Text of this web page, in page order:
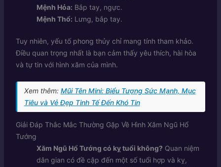
Mệnh Hỏa: Bắp tay, ngực.
Mệnh Thổ: Lưng, bắp tay.
Tuy nhiên, yếu tố phong thủy chỉ mang tính tham khảo.
Điều quan trọng nhất là bạn cảm thấy yêu thích, hài hòa
và tự tin với hình xăm của mình.
Xem thêm: Mũi Tên Mini: Biểu Tượng Sức Mạnh, Mục
Tiêu và Vẻ Đẹp Tinh Tế Đến Khó Tin
Giải Đáp Thắc Mắc Thường Gặp Về Hình Xăm Ngũ Hổ
Tướng
Xăm Ngũ Hổ Tướng có kỵ tuổi không? Quan niệm
dân gian có đề cập đến một số tuổi hợp và kỵ,